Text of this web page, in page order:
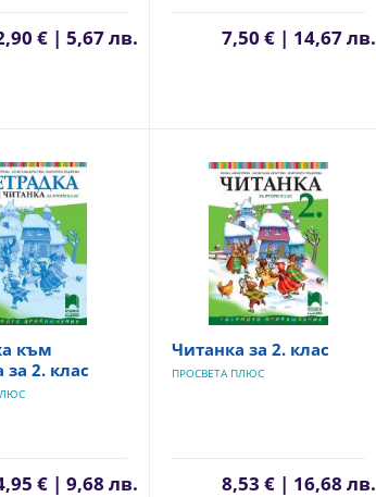
€ | 5,67 лв. 7,50 € | 14,67 лв.
към
за 2. клас
€ | 9,68 лв.
Читанка за 2. клас
ПРОСВЕТА ПЛЮС
8,53 € | 16,68 лв.